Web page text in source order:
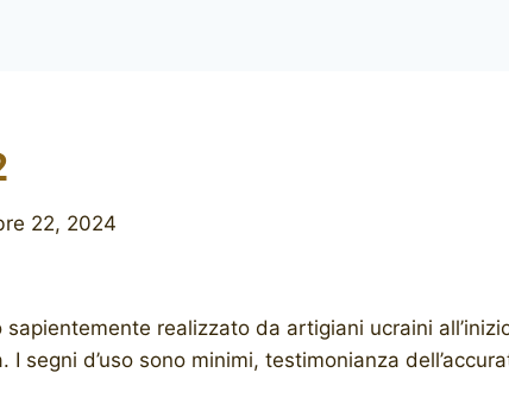
22, 2024
realizzato da artigiani ucraini
I segni d’uso sono minimi, testimonianza